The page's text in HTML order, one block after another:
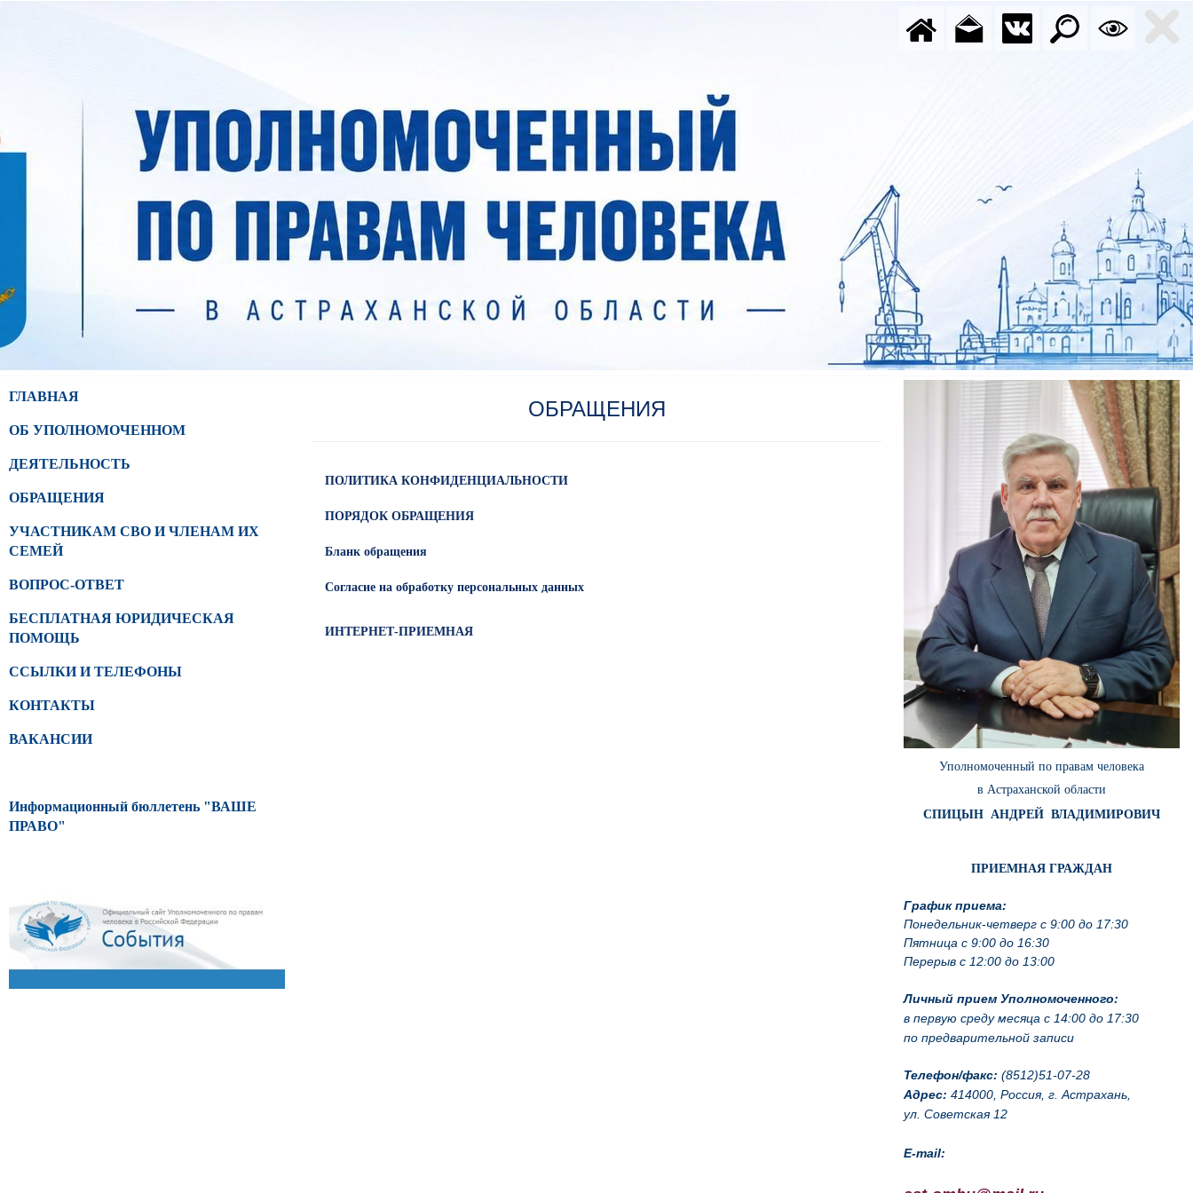
ГЛАВНАЯ
ОБ УПОЛНОМОЧЕННОМ
ДЕЯТЕЛЬНОСТЬ
ОБРАЩЕНИЯ
УЧАСТНИКАМ СВО И ЧЛЕНАМ ИХ
СЕМЕЙ
ВОПРОС-ОТВЕТ
БЕСПЛАТНАЯ ЮРИДИЧЕСКАЯ
ПОМОЩЬ
ССЫЛКИ И ТЕЛЕФОНЫ
КОНТАКТЫ
ВАКАНСИИ
Информационный бюллетень "ВАШЕ
ПРАВО"
Уполномоченный по правам человека
в Астраханской области
СПИЦЫН АНДРЕЙ ВЛАДИМИРОВИЧ
ПРИЕМНАЯ ГРАЖДАН
График приема:
Понедельник-четверг с 9:00 до 17:30
Пятница с 9:00 до 16:30
Перерыв с 12:00 до 13:00
Личный прием Уполномоченного:
в первую среду месяца с 14:00 до 17:30
по предварительной записи
Телефон/факс: (8512)51-07-28
Адрес: 414000, Россия, г. Астрахань,
ул. Советская 12
E-mail:
ОБРАЩЕНИЯ
ПОЛИТИКА КОНФИДЕНЦИАЛЬНОСТИ
ПОРЯДОК ОБРАЩЕНИЯ
Бланк обращения
Согласие на обработку персональных данных
ИНТЕРНЕТ-ПРИЕМНАЯ